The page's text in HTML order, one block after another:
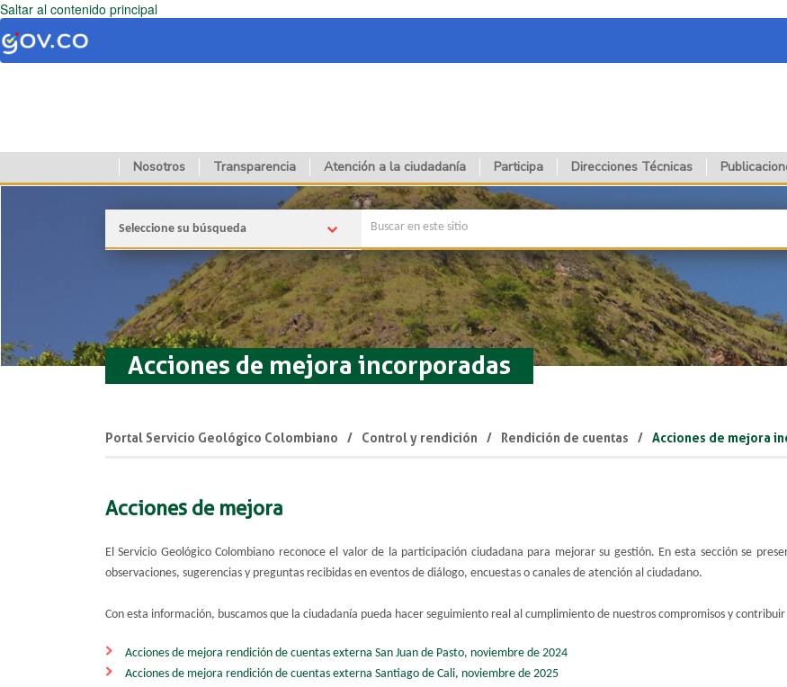
Saltar al contenido principal
Nosotros Transparencia Atención a la ciudadanía Participa Direcciones Técnicas
Seleccione su búsqueda
Acciones de mejora incorporadas
Portal Servicio Geológico Colombiano Control y rendición Rendición de cuentas Acciones de mejora
Acciones de mejora ​
El Servicio Geológico Colombiano reconoce el valor de la participación ciudadana para mejorar su gestión. En esta sección se
observaciones, sugerencias y preguntas recibidas en eventos de diálogo, encuestas o canales de atención al ciudadano.
Con esta información, buscamos que la ciudadanía pueda hacer seguimiento real al cumplimiento de nuestros compromisos y
Acciones de mejora rendición de cuentas externa San Juan de Pasto, noviembre de 2024
Acciones de mejora rendición de cuentas externa Santiago de Cali, noviembre de 2025